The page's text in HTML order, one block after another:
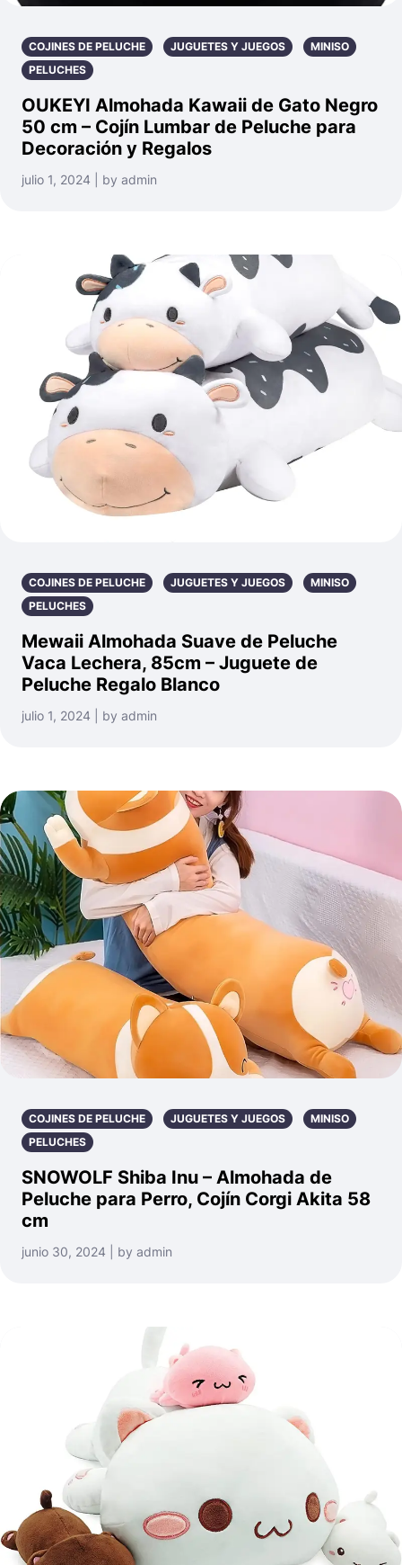
COJINES DE PELUCHE JUGUETES Y JUEGOS
MINISO
PELUCHES
OUKEYI Almohada Kawaii de Gato Negro
50 cm – Cojín Lumbar de Peluche para
Decoración y Regalos
julio 1, 2024 | by admin
COJINES DE PELUCHE JUGUETES Y JUEGOS
MINISO
PELUCHES
Mewaii Almohada Suave de Peluche
Vaca Lechera, 85cm – Juguete de
Peluche Regalo Blanco
julio 1, 2024 | by admin
COJINES DE PELUCHE JUGUETES Y JUEGOS
MINISO
PELUCHES
SNOWOLF Shiba Inu – Almohada de
Peluche para Perro, Cojín Corgi Akita 58
cm
junio 30, 2024 | by admin